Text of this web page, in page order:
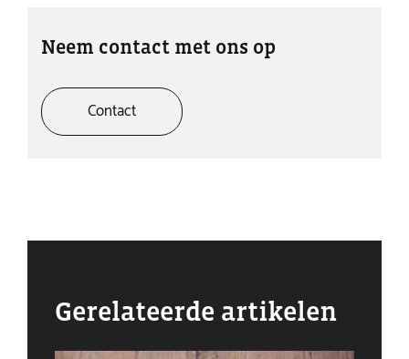
Neem contact met ons op
Contact
Gerelateerde artikelen